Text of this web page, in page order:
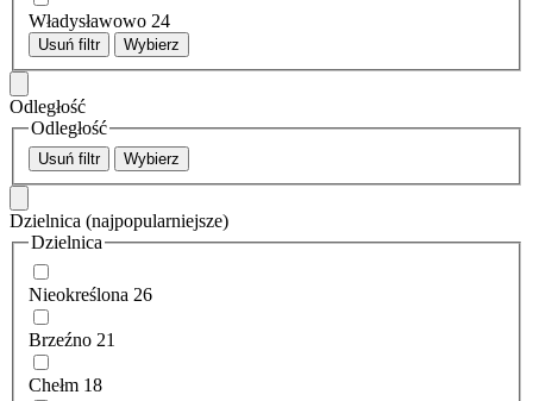
Władysławowo 24
Usuń filtr Wybierz
Odległość
Odległość
Usuń filtr Wybierz
Dzielnica (najpopularniejsze)
Dzielnica
Nieokreślona 26
Brzeźno 21
Chełm 18